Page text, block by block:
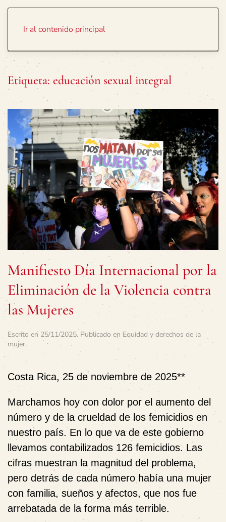
Ir al contenido principal
Etiqueta: educación sexual integral
Manifiesto Día Internacional por la
Eliminación de la Violencia contra
las Mujeres
Escrito en 25/11/2025. Publicado en Equidad y derechos de la
mujer.
Costa Rica, 25 de noviembre de 2025**
Marchamos hoy con dolor por el aumento del
número y de la crueldad de los femicidios en
nuestro país. En lo que va de este gobierno
llevamos contabilizados 126 femicidios. Las
cifras muestran la magnitud del problema,
pero detrás de cada número había una mujer
con familia, sueños y afectos, que nos fue
arrebatada de la forma más terrible.